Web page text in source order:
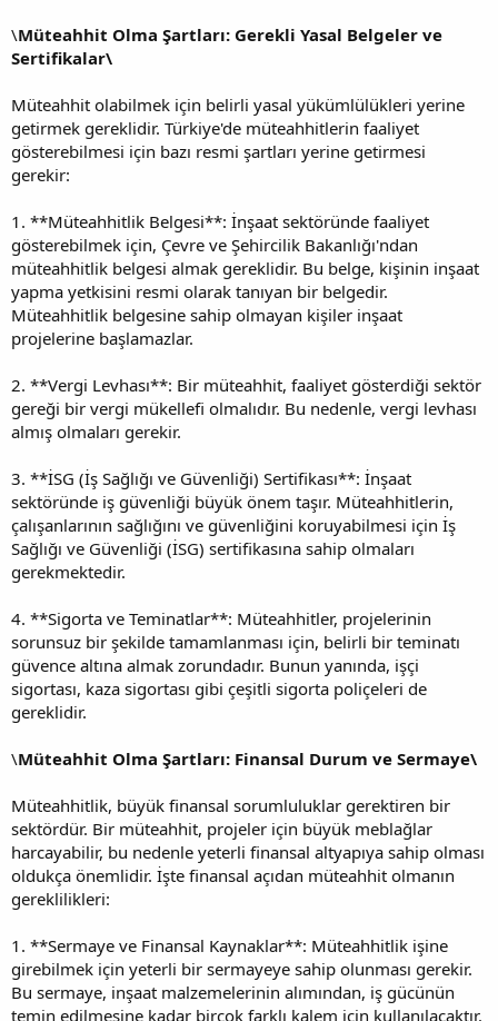
\Müteahhit Olma Şartları: Gerekli Yasal Belgeler ve
Sertifikalar\
Müteahhit olabilmek için belirli yasal yükümlülükleri yerine
getirmek gereklidir. Türkiye'de müteahhitlerin faaliyet
gösterebilmesi için bazı resmi şartları yerine getirmesi
gerekir:
1. **Müteahhitlik Belgesi**: İnşaat sektöründe faaliyet
gösterebilmek için, Çevre ve Şehircilik Bakanlığı'ndan
müteahhitlik belgesi almak gereklidir. Bu belge, kişinin inşaat
yapma yetkisini resmi olarak tanıyan bir belgedir.
Müteahhitlik belgesine sahip olmayan kişiler inşaat
projelerine başlamazlar.
2. **Vergi Levhası**: Bir müteahhit, faaliyet gösterdiği sektör
gereği bir vergi mükellefi olmalıdır. Bu nedenle, vergi levhası
almış olmaları gerekir.
3. **İSG (İş Sağlığı ve Güvenliği) Sertifikası**: İnşaat
sektöründe iş güvenliği büyük önem taşır. Müteahhitlerin,
çalışanlarının sağlığını ve güvenliğini koruyabilmesi için İş
Sağlığı ve Güvenliği (İSG) sertifikasına sahip olmaları
gerekmektedir.
4. **Sigorta ve Teminatlar**: Müteahhitler, projelerinin
sorunsuz bir şekilde tamamlanması için, belirli bir teminatı
güvence altına almak zorundadır. Bunun yanında, işçi
sigortası, kaza sigortası gibi çeşitli sigorta poliçeleri de
gereklidir.
\Müteahhit Olma Şartları: Finansal Durum ve Sermaye\
Müteahhitlik, büyük finansal sorumluluklar gerektiren bir
sektördür. Bir müteahhit, projeler için büyük meblağlar
harcayabilir, bu nedenle yeterli finansal altyapıya sahip olması
oldukça önemlidir. İşte finansal açıdan müteahhit olmanın
gereklilikleri:
1. **Sermaye ve Finansal Kaynaklar**: Müteahhitlik işine
girebilmek için yeterli bir sermayeye sahip olunması gerekir.
Bu sermaye, inşaat malzemelerinin alımından, iş gücünün
temin edilmesine kadar birçok farklı kalem için kullanılacaktır.